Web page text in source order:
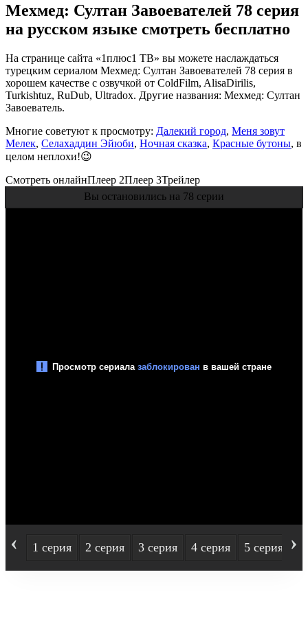
Мехмед: Султан Завоевателей 78 серия
на русском языке смотреть бесплатно
На странице сайта «1плюс1 ТВ» вы можете наслаждаться
турецким сериалом Мехмед: Султан Завоевателей 78 серия в
хорошем качестве с озвучкой от ColdFilm, AlisaDirilis,
Turkishtuz, RuDub, Ultradox. Другие названия: Мехмед: Султан
Завоеватель.
Многие советуют к просмотру: Далекий город, Меня зовут
Мелек, Селахаддин Эйюби, Ночная сказка, Красные бутоны, в
целом неплохи!😉
Смотреть онлайнПлеер 2Плеер 3Трейлер
Вы остановились на 78 серии
‹ 1 серия 2 серия 3 серия 4 серия 5 серия ›